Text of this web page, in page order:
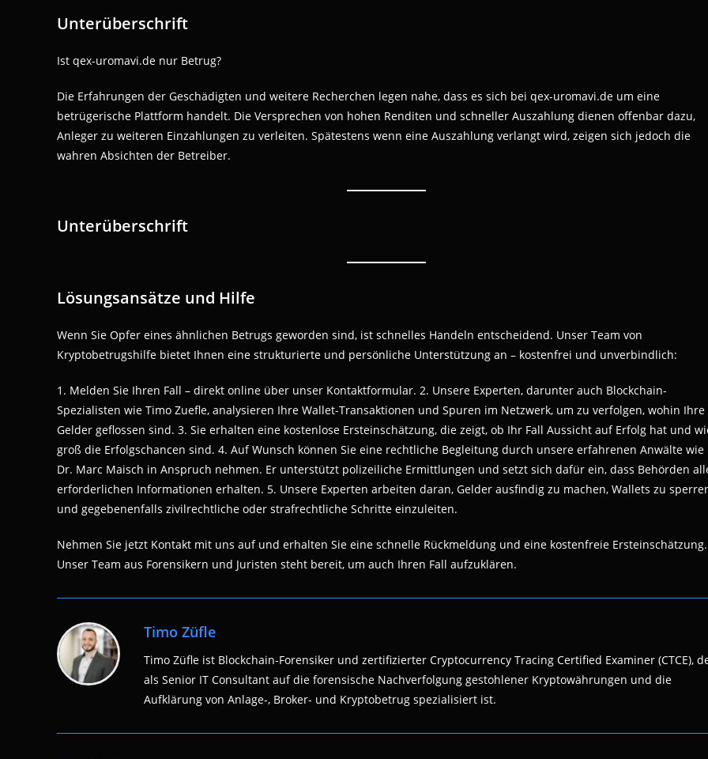
Unterüberschrift
Ist qex-uromavi.de nur Betrug?
Die Erfahrungen der Geschädigten und weitere Recherchen legen nahe, dass es sich bei qex-uromavi.de um eine
betrügerische Plattform handelt. Die Versprechen von hohen Renditen und schneller Auszahlung dienen offenbar dazu,
Anleger zu weiteren Einzahlungen zu verleiten. Spätestens wenn eine Auszahlung verlangt wird, zeigen sich jedoch die
wahren Absichten der Betreiber.
Unterüberschrift
Lösungsansätze und Hilfe
Wenn Sie Opfer eines ähnlichen Betrugs geworden sind, ist schnelles Handeln entscheidend. Unser Team von
Kryptobetrugshilfe bietet Ihnen eine strukturierte und persönliche Unterstützung an – kostenfrei und unverbindlich:
1. Melden Sie Ihren Fall – direkt online über unser Kontaktformular. 2. Unsere Experten, darunter auch Blockchain-
Spezialisten wie Timo Zuefle, analysieren Ihre Wallet-Transaktionen und Spuren im Netzwerk, um zu verfolgen, wohin Ihre
Gelder geflossen sind. 3. Sie erhalten eine kostenlose Ersteinschätzung, die zeigt, ob Ihr Fall Aussicht auf Erfolg hat und
groß die Erfolgschancen sind. 4. Auf Wunsch können Sie eine rechtliche Begleitung durch unsere erfahrenen Anwälte wie
Dr. Marc Maisch in Anspruch nehmen. Er unterstützt polizeiliche Ermittlungen und setzt sich dafür ein, dass Behörden
erforderlichen Informationen erhalten. 5. Unsere Experten arbeiten daran, Gelder ausfindig zu machen, Wallets zu
und gegebenenfalls zivilrechtliche oder strafrechtliche Schritte einzuleiten.
Nehmen Sie jetzt Kontakt mit uns auf und erhalten Sie eine schnelle Rückmeldung und eine kostenfreie Ersteinschätzung.
Unser Team aus Forensikern und Juristen steht bereit, um auch Ihren Fall aufzuklären.
Timo Züfle
Timo Züfle ist Blockchain-Forensiker und zertifizierter Cryptocurrency Tracing Certified Examiner (CTCE),
als Senior IT Consultant auf die forensische Nachverfolgung gestohlener Kryptowährungen und die
Aufklärung von Anlage-, Broker- und Kryptobetrug spezialisiert ist.